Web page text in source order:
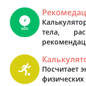
тела,
Посчитает